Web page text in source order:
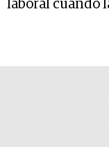
laboral cuando